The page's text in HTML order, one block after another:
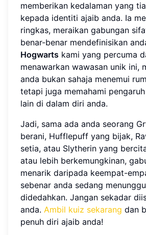
memberikan kedalaman yang
kepada identiti ajaib anda. Ia
ringkas, meraikan gabungan
benar-benar mendefinisikan
Hogwarts kami yang percuma
menawarkan wawasan unik ini,
anda bukan sahaja menemui
tetapi juga memahami
lain di dalam diri anda.
Jadi, sama ada anda seorang
berani, Hufflepuff yang bijak,
setia, atau Slytherin yang
atau lebih berkemungkinan,
menarik daripada keempat-
sebenar anda sedang
didedahkan. Jangan sekadar
anda. Ambil kuiz sekarang dan
penuh diri ajaib anda!